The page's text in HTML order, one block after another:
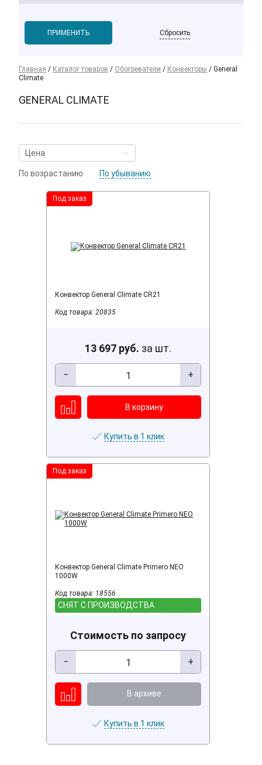
Сбросить
Главная / Каталог товаров / Обогреватели / Конвекторы / General
Climate
GENERAL CLIMATE
По возрастанию По убыванию
Под заказ
Конвектор General Climate CR21
Код товара: 20835
13 697 руб. за шт.
− +
Купить в 1 клик
Под заказ
Конвектор General Climate Primero NEO
1000W
Код товара: 18556
СНЯТ С ПРОИЗВОДСТВА
Стоимость по запросу
− +
В архиве
Купить в 1 клик